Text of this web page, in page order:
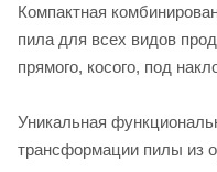
Компактная
пила для всех видов
прямого, косого, под
Уникальная
трансформации пилы из